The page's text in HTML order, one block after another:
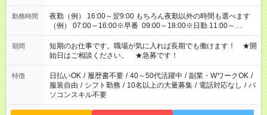
勤務時間
夜勤（例） 16:00～翌9:00 もちろん夜勤以外の時間も選べます
（例） 07:00～16:00※早番 09:00～18:00※日勤 11:00～
20:00※遅番 ※時間は、固定・選べる施設もあるので、ご希望が
あれば調整できます！ ※シフト制。勤務地により実働時間が異
なります。★家庭の都合でお休みが必要な場合も遠慮なくご相談
ください。
期間
短期のお仕事です。職場が気に入れば長期でも働けます！ ★開
始日はご相談ください。 ★急募です！
特徴 日払いOK / 履歴書不要 / 40～50代活躍中 / 副業・WワークOK /
服装自由 / シフト勤務 / 10名以上の大量募集 / 電話対応なし / パ
ソコンスキル不要